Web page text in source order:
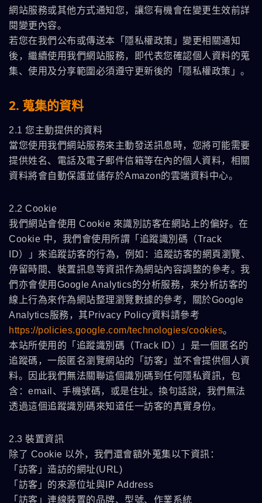
網站服務或其他方式通知您，讓您有機會在變更生效前詳
閱變更內容。
若您在我們公布或傳送本「隱私權政策」變更相關通知
後，繼續使用我們網站服務，即代表您確認個人資料的蒐
集、使用及分享範圍必須遵守更新後的「隱私權政策」。
2. 蒐集的資料
2.1 您主動提供的資料
當您使用我們網站服務來主動發送訊息時，您將可能需要
提供姓名、電話及電子郵件信箱等在內的個人資料，相關
資料將會自動保護並儲存於Amazon的雲端資料中心。
2.2 Cookie
我們網站會使用 Cookie 來識別訪客在網站上的偏好。在
Cookie 中，我們會使用所謂「追蹤識別碼（Track
ID）」來追蹤訪客的行為，例如：追蹤訪客的網頁瀏覽、
停留時間、裝置訊息等資訊作為網站內容調整的參考。我
們亦會使用Google Analytics的分析服務，來分析訪客的
線上行為來作為網站整理瀏覽數據的參考，關於Google
Analytics服務，其Privacy Policy資料請參考
https://policies.google.com/technologies/cookies。
本站所使用的「追蹤識別碼（Track ID）」是一個匿名的
追蹤碼，一般匿名瀏覽網站的「訪客」並不會提供個人資
料。因此我們無法關聯這個識別碼到任何隱私資訊，包
含：email、手機號碼，或是住址。換句話說，我們無法
透過這個追蹤識別碼來知道任一訪客的真實身份。
2.3 裝置資訊
除了 Cookie 以外，我們還會額外蒐集以下資訊：
「訪客」造訪的網址(URL)
「訪客」的來源位址與IP Address
「訪客」連線裝置的品牌、型號、作業系統